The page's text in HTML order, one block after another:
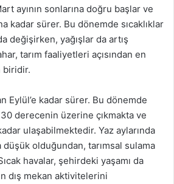
ayının sonlarına doğru başlar ve
kadar sürer. Bu dönemde sıcaklıklar
değişirken, yağışlar da artış
tarım faaliyetleri açısından en
biridir.
Eylül’e kadar sürer. Bu dönemde
derecenin üzerine çıkmakta ve
ulaşabilmektedir. Yaz aylarında
düşük olduğundan, tarımsal sulama
havalar, şehirdeki yaşamı da
dış mekan aktivitelerini